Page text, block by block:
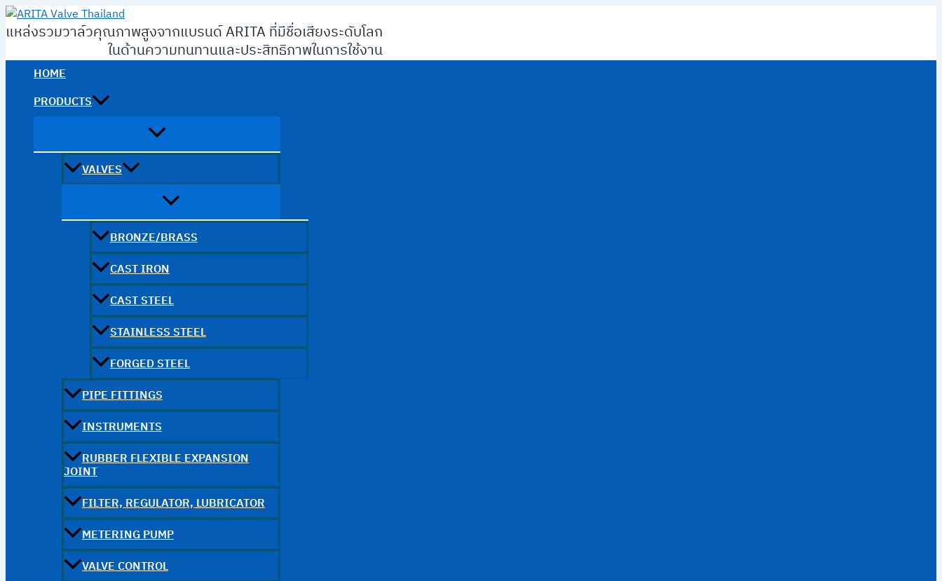
Skip
to
แหล่งรวมวาล์วคุณภาพสูงจากแบรนด์ ARITA ที่มีชื่อเสียงระดับโลก
ในด้านความทนทานและประสิทธิภาพในการใช้งาน
HOME
PRODUCTS
VALVES
BRONZE/BRASS
CAST IRON
CAST STEEL
STAINLESS STEEL
FORGED STEEL
PIPE FITTINGS
INSTRUMENTS
RUBBER FLEXIBLE EXPANSION
JOINT
FILTER, REGULATOR, LUBRICATOR
METERING PUMP
VALVE CONTROL